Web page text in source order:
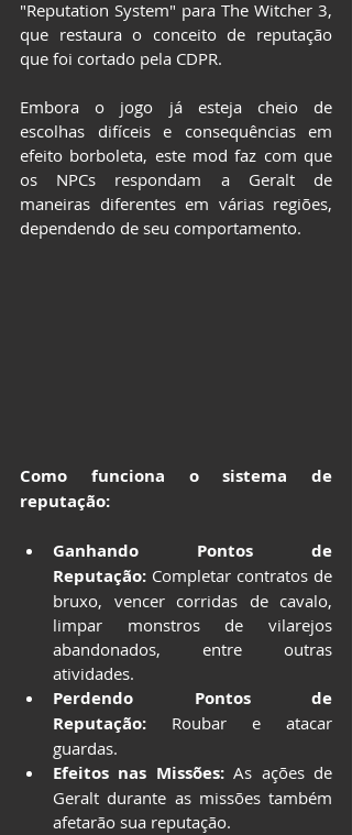
"Reputation System" para The Witcher 3,
que restaura o conceito de reputação
que foi cortado pela CDPR.
Embora o jogo já esteja cheio de
escolhas difíceis e consequências em
efeito borboleta, este mod faz com que
os NPCs respondam a Geralt de
maneiras diferentes em várias regiões,
dependendo de seu comportamento.
Como funciona o sistema de
reputação:
Ganhando Pontos de
Reputação: Completar contratos de
bruxo, vencer corridas de cavalo,
limpar monstros de vilarejos
abandonados, entre outras
atividades.
Perdendo Pontos de
Reputação: Roubar e atacar
guardas.
Efeitos nas Missões: As ações de
Geralt durante as missões também
afetarão sua reputação.